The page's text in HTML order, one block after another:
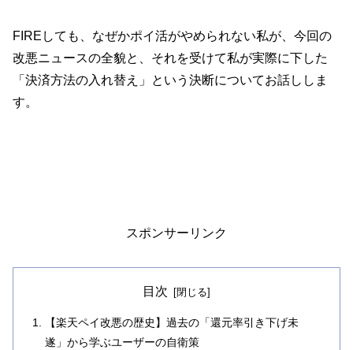
FIREしても、なぜかポイ活がやめられない私が、今回の
改悪ニュースの全貌と、それを受けて私が実際に下した
「決済方法の入れ替え」という決断についてお話ししま
す。
スポンサーリンク
目次
【楽天ペイ改悪の歴史】過去の「還元率引き下げ未
遂」から学ぶユーザーの自衛策